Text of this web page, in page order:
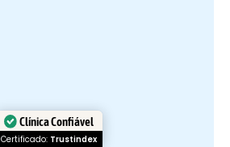
Clínica Confiável
Certificado: Trustindex